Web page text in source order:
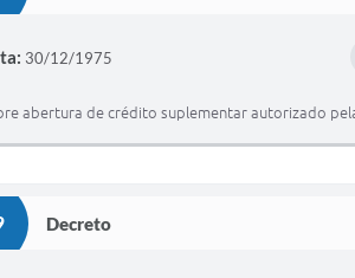
30/12/1975
abertura de crédito suplementar autorizado
Decreto